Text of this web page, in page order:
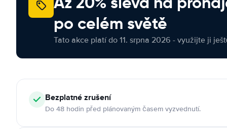
po celém světě
Tato akce platí do 11. srpna 2026 - využijte ji
Bezplatné zrušení
Do 48 hodin před plánovaným časem vyzvednutí.